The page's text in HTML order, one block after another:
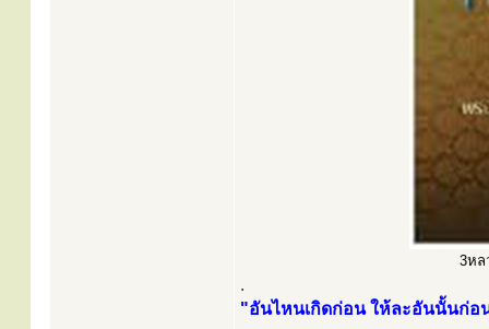
3หล
.
"อันไหนเกิดก่อน ให้ละอันนั้นก่อ